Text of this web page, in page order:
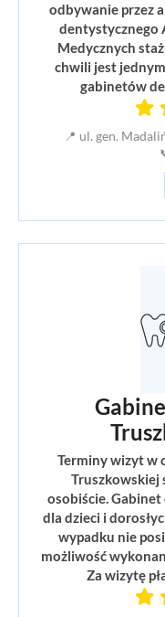
odbywanie przez
dentystycznego
Medycznych
chwili jest
gabinetów
📍 ul. gen.
Terminy wizyt w
Truszkowskiej
osobiście.
dla dzieci i
wypadku nie
możliwość
Za wizytę